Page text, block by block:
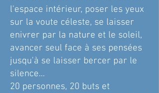
l'espace intérieur, poser les yeux
sur la voute céleste, se laisser
enivrer par la nature et le soleil,
avancer seul face à ses pensées
jusqu'à se laisser bercer par le
silence...
20 personnes, 20 buts et